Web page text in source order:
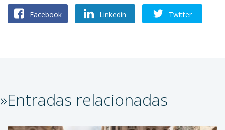
Facebook Linkedin Twitter
»Entradas relacionadas